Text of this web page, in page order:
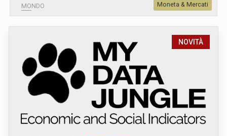
MONDO Moneta & Mercati
NOVITÀ